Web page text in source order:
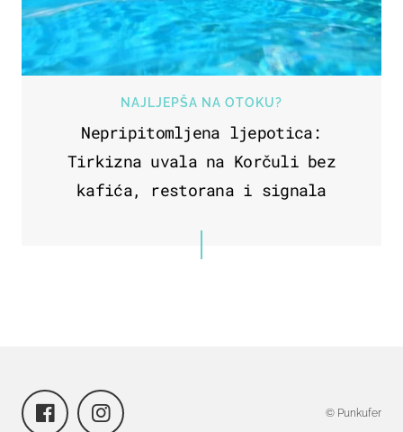
NAJLJEPŠA NA OTOKU?
Nepripitomljena ljepotica:
Tirkizna uvala na Korčuli bez
kafića, restorana i signala
© Punkufer